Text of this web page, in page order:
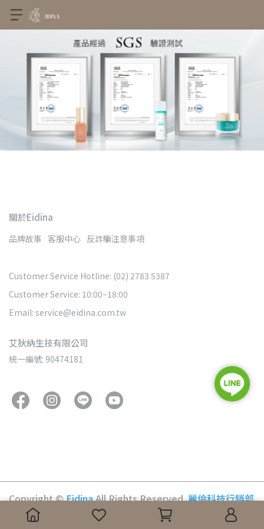
關於Eidina
品牌故事 客服中心 反詐騙注意事項
Customer Service Hotline: (02) 2783 5387
Customer Service: 10:00~18:00
Email: service@eidina.com.tw
艾狄納生技有限公司
統一編號: 90474181
Copyright ©EidinaAll Rights Reserved.麗倫科技行銷部
維護管理